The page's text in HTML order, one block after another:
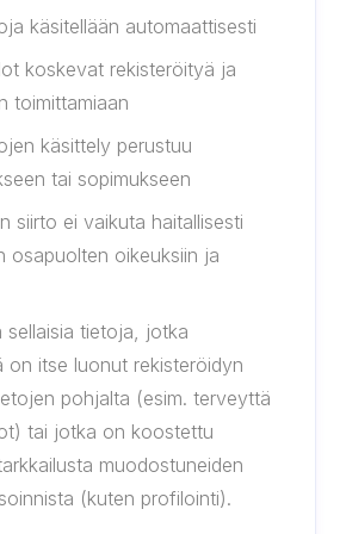
käsitellään automaattisesti
koskevat rekisteröityä ja
toimittamiaan
käsittely perustuu
tai sopimukseen
siirto ei vaikuta haitallisesti
osapuolten oikeuksiin ja
sellaisia tietoja, jotka
on itse luonut rekisteröidyn
pohjalta (esim. terveyttä
tai jotka on koostettu
muodostuneiden
(kuten profilointi).